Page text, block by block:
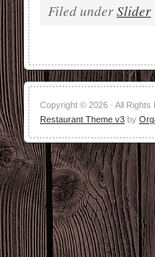
Filed underSlider
Copyright © 2026 · All
Restaurant Theme v3 by